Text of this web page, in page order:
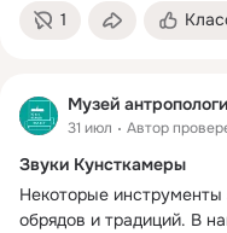
1
31 июл Автор
Звуки Кунсткамеры
Некоторые
обрядов и традиций. В